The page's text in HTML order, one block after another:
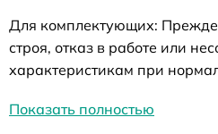
Для комплектующих:
строя, отказ в работе или
характеристикам при
Показать полностью